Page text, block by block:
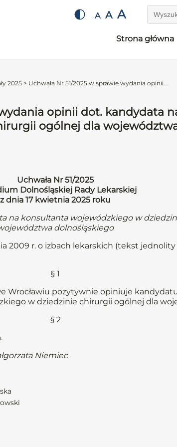
A A A
Strona główna
2025 > Uchwała Nr 51/2025 w sprawie wydania opinii...
wydania opinii dot. kandydata
ogólnej dla
Uchwała Nr 51/2025
Dolnośląskiej Rady Lekarskiej
z dnia 17 kwietnia 2025 roku
na konsultanta wojewódzkiego w
dolnośląskiego
r. o izbach lekarskich (tekst jednolity
§ 1
Wrocławiu pozytywnie opiniuje
w dziedzinie chirurgii ogólnej dla
§ 2
Niemiec